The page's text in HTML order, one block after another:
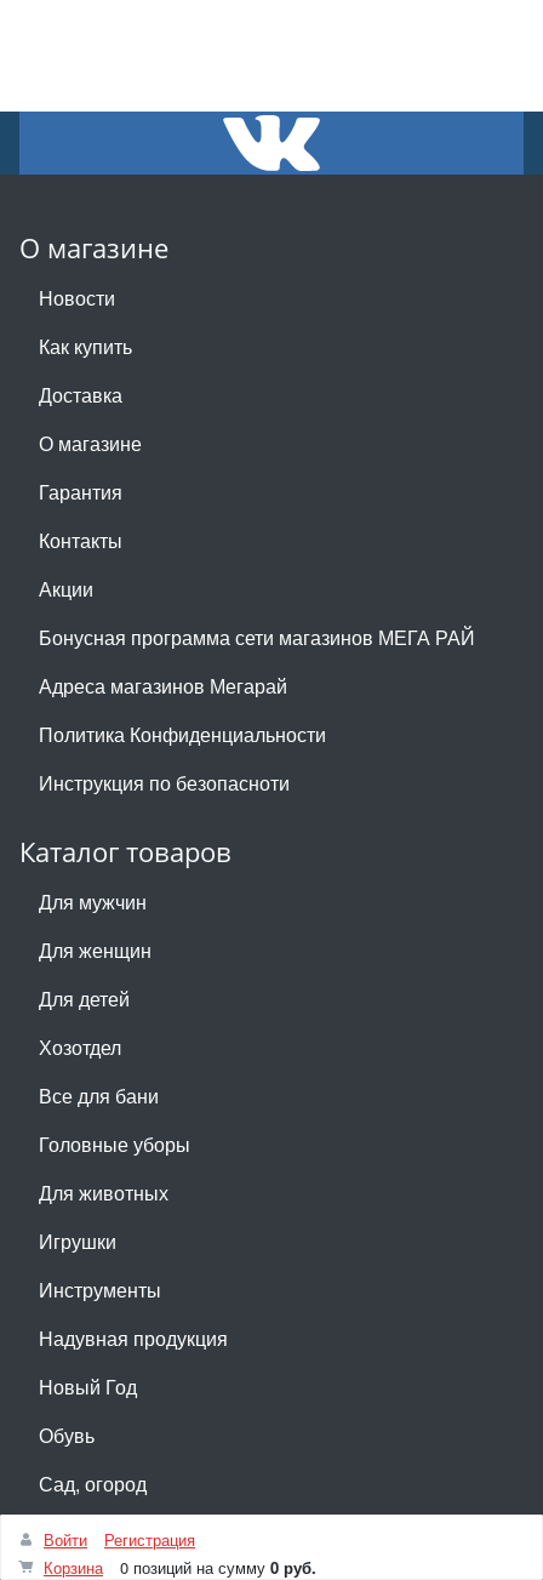
О магазине
Новости
Как купить
Доставка
О магазине
Гарантия
Контакты
Акции
Бонусная программа сети магазинов МЕГА РАЙ
Адреса магазинов Мегарай
Политика Конфиденциальности
Инструкция по безопасноти
Каталог товаров
Для мужчин
Для женщин
Для детей
Хозотдел
Все для бани
Головные уборы
Для животных
Игрушки
Инструменты
Надувная продукция
Новый Год
Обувь
Сад, огород
Спорт
Войти
Регистрация
Корзина
0 позиций на сумму 0 руб.